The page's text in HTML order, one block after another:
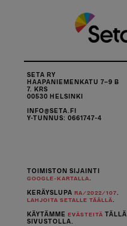
SETA RY
HAAPANIEMENKATU 7–9 B
7. KRS
00530 HELSINKI
INFO@SETA.FI
Y-TUNNUS: 0661747-4
TOIMISTON SIJAINTI
GOOGLE-KARTALLA
KERÄYSLUPARA/2022/107
LAHJOITA SETALLE TÄÄLLÄ
KÄYTÄMMEEVÄSTEITÄ TÄLLÄ
SIVUSTOLLA.